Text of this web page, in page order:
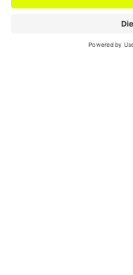
HIGHLIGHTS